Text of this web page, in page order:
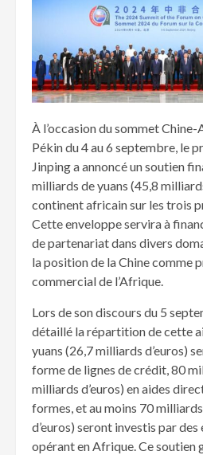
À l’occasion du sommet
Pékin du 4 au 6 septembre, le
Jinping a annoncé un soutien
milliards de yuans (45,8
continent africain sur les trois
Cette enveloppe servira à
de partenariat dans divers
la position de la Chine comme
commercial de l’Afrique.
Lors de son discours du 5
détaillé la répartition de cette
yuans (26,7 milliards d’euros)
forme de lignes de crédit, 80
milliards d’euros) en aides
formes, et au moins 70
d’euros) seront investis par
opérant en Afrique. Ce soutien